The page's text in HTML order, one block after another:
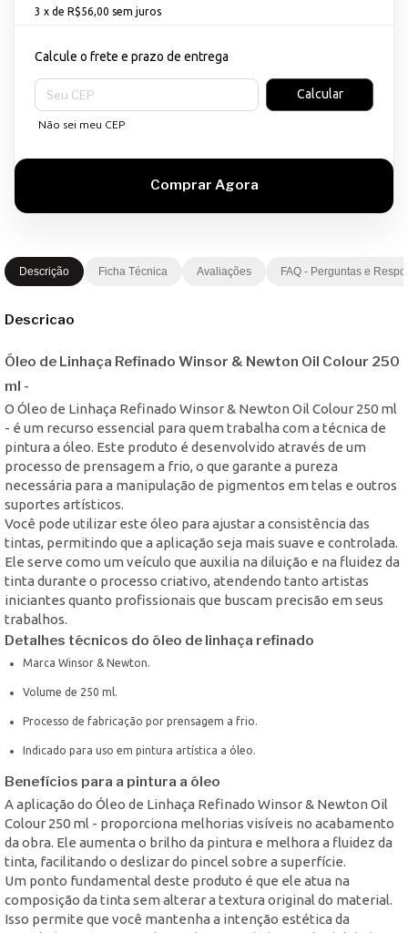
3 x de R$56,00 sem juros
Calcule o frete e prazo de entrega
Entregas para o CEP:
Calcular
Não sei meu CEP
Descrição Ficha Técnica Avaliações FAQ - Perguntas e
Descricao
Óleo de Linhaça Refinado Winsor & Newton Oil Colour 250
ml -
O Óleo de Linhaça Refinado Winsor & Newton Oil Colour 250 ml
- é um recurso essencial para quem trabalha com a técnica de
pintura a óleo. Este produto é desenvolvido através de um
processo de prensagem a frio, o que garante a pureza
necessária para a manipulação de pigmentos em telas e outros
suportes artísticos.
Você pode utilizar este óleo para ajustar a consistência das
tintas, permitindo que a aplicação seja mais suave e controlada.
Ele serve como um veículo que auxilia na diluição e na fluidez da
tinta durante o processo criativo, atendendo tanto artistas
iniciantes quanto profissionais que buscam precisão em seus
trabalhos.
Detalhes técnicos do óleo de linhaça refinado
Marca Winsor & Newton.
Volume de 250 ml.
Processo de fabricação por prensagem a frio.
Indicado para uso em pintura artística a óleo.
Benefícios para a pintura a óleo
A aplicação do Óleo de Linhaça Refinado Winsor & Newton Oil
Colour 250 ml - proporciona melhorias visíveis no acabamento
da obra. Ele aumenta o brilho da pintura e melhora a fluidez da
tinta, facilitando o deslizar do pincel sobre a superfície.
Um ponto fundamental deste produto é que ele atua na
composição da tinta sem alterar a textura original do material.
Isso permite que você mantenha a intenção estética da